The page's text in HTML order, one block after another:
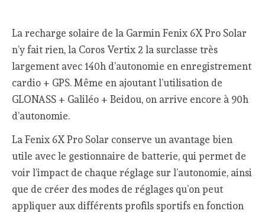
La recharge solaire de la Garmin Fenix 6X Pro Solar
n’y fait rien, la Coros Vertix 2 la surclasse très
largement avec 140h d’autonomie en enregistrement
cardio + GPS. Même en ajoutant l’utilisation de
GLONASS + Galiléo + Beidou, on arrive encore à 90h
d’autonomie.
La Fenix 6X Pro Solar conserve un avantage bien
utile avec le gestionnaire de batterie, qui permet de
voir l’impact de chaque réglage sur l’autonomie, ainsi
que de créer des modes de réglages qu’on peut
appliquer aux différents profils sportifs en fonction